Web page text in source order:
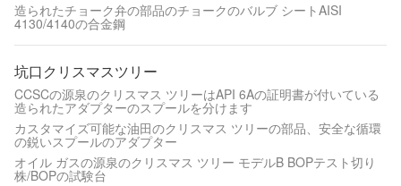
造られたチョーク弁の部品のチョークのバルブ シートAISI
4130/4140の合金鋼
坑口クリスマスツリー
CCSCの源泉のクリスマス ツリーはAPI 6Aの証明書が付いている
造られたアダプターのスプールを分けます
カスタマイズ可能な油田のクリスマス ツリーの部品、安全な循環
の鋭いスプールのアダプター
オイル ガスの源泉のクリスマス ツリー モデルB BOPテスト切り
株/BOPの試験台